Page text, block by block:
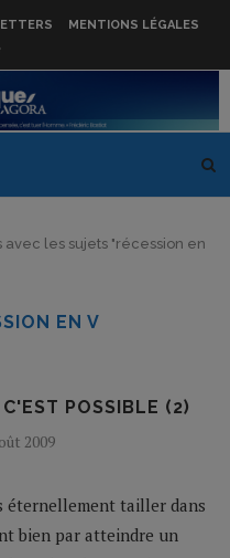
MENTIONS LÉGALES
avec les sujets "récession en
EN V
POSSIBLE (2)
2009
éternellement tailler dans
bien par atteindre un